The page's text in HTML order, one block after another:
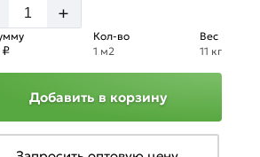
+
Кол-во
1 м2
Вес
11 кг
Добавить в корзину